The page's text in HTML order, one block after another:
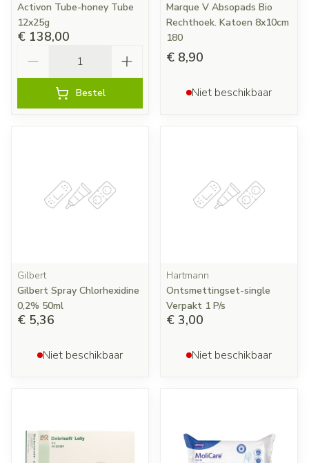
Activon Tube-honey Tube
12x25g
€ 138,00
Bestel
Marque V Absopads Bio
Rechthoek. Katoen 8x10cm
180
€ 8,90
Niet beschikbaar
Gilbert
Gilbert Spray Chlorhexidine
0,2% 50ml
€ 5,36
Niet beschikbaar
Hartmann
Ontsmettingset-single
Verpakt 1 P/s
€ 3,00
Niet beschikbaar